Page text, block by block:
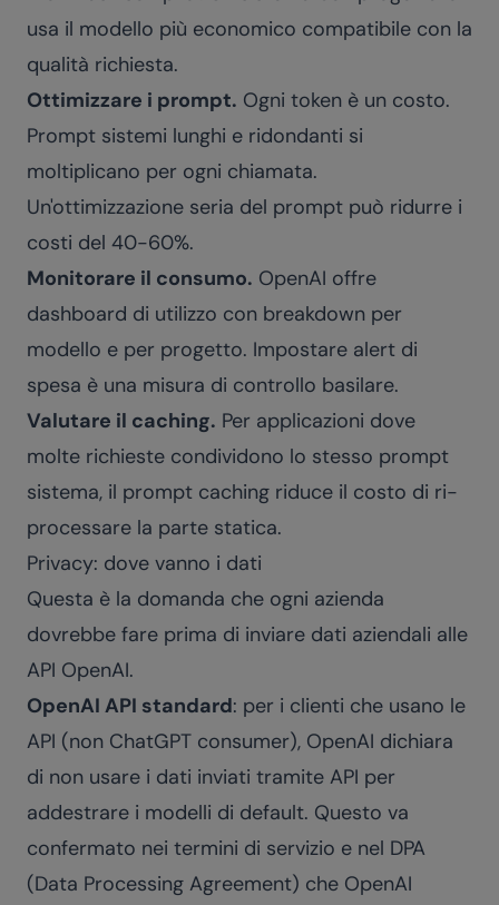
usa il modello più economico compatibile con la
qualità richiesta.
Ottimizzare i prompt. Ogni token è un costo.
Prompt sistemi lunghi e ridondanti si
moltiplicano per ogni chiamata.
Un'ottimizzazione seria del prompt può ridurre i
costi del 40-60%.
Monitorare il consumo. OpenAI offre
dashboard di utilizzo con breakdown per
modello e per progetto. Impostare alert di
spesa è una misura di controllo basilare.
Valutare il caching. Per applicazioni dove
molte richieste condividono lo stesso prompt
sistema, il prompt caching riduce il costo di ri-
processare la parte statica.
Privacy: dove vanno i dati
Questa è la domanda che ogni azienda
dovrebbe fare prima di inviare dati aziendali alle
API OpenAI.
OpenAI API standard: per i clienti che usano le
API (non ChatGPT consumer), OpenAI dichiara
di non usare i dati inviati tramite API per
addestrare i modelli di default. Questo va
confermato nei termini di servizio e nel DPA
(Data Processing Agreement) che OpenAI